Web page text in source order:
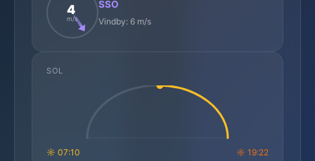
4
m/s
SSO
Vindby: 6 m/s
SOL
☼ 07:10 ☼ 19:22